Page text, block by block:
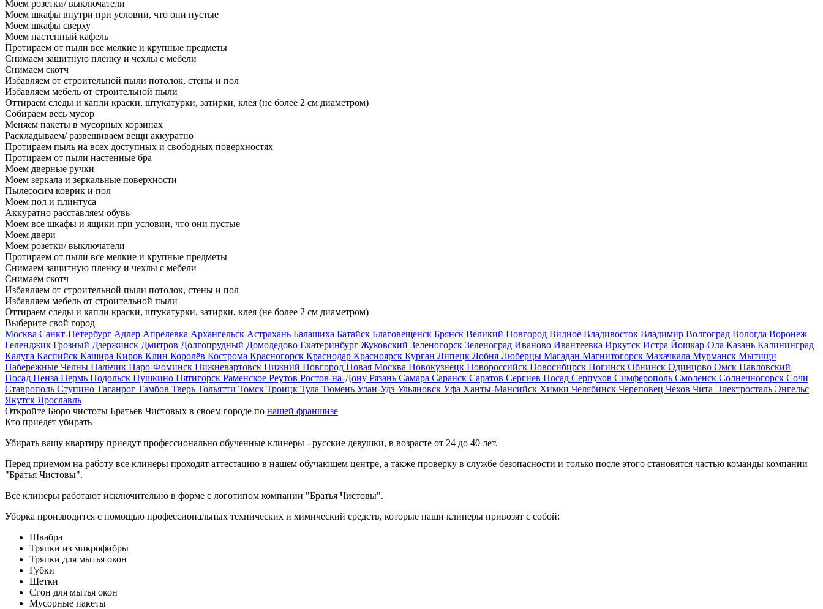
Моем розетки/ выключатели
Моем шкафы внутри при условии, что они пустые
Моем шкафы сверху
Моем настенный кафель
Протираем от пыли все мелкие и крупные предметы
Снимаем защитную пленку и чехлы с мебели
Снимаем скотч
Избавляем от строительной пыли потолок, стены и пол
Избавляем мебель от строительной пыли
Оттираем следы и капли краски, штукатурки, затирки, клея (не более 2 см диаметром)
Собираем весь мусор
Меняем пакеты в мусорных корзинах
Раскладываем/ развешиваем вещи аккуратно
Протираем пыль на всех доступных и свободных поверхностях
Протираем от пыли настенные бра
Моем дверные ручки
Моем зеркала и зеркальные поверхности
Пылесосим коврик и пол
Моем пол и плинтуса
Аккуратно расставляем обувь
Моем все шкафы и ящики при условии, что они пустые
Моем двери
Моем розетки/ выключатели
Протираем от пыли все мелкие и крупные предметы
Снимаем защитную пленку и чехлы с мебели
Снимаем скотч
Избавляем от строительной пыли потолок, стены и пол
Избавляем мебель от строительной пыли
Оттираем следы и капли краски, штукатурки, затирки, клея (не более 2 см диаметром)
Выберите свой город
Москва Санкт-Петербург Адлер Апрелевка Архангельск Астрахань Балашиха Батайск Благовещенск Брянск Великий Новгород Видное Владивосток Владимир Волгоград Вологда Воронеж
Геленджик Грозный Дзержинск Дмитров Долгопрудный Домодедово Екатеринбург Жуковский Зеленогорск Зеленоград Иваново Ивантеевка Иркутск Истра Йошкар-Ола Казань Калининград
Калуга Каспийск Кашира Киров Клин Королёв Кострома Красногорск Краснодар Красноярск Курган Липецк Лобня Люберцы Магадан Магнитогорск Махачкала Мурманск Мытищи
Набережные Челны Нальчик Наро-Фоминск Нижневартовск Нижний Новгород Новая Москва Новокузнецк Новороссийск Новосибирск Ногинск Обнинск Одинцово Омск Павловский
Посад Пенза Пермь Подольск Пушкино Пятигорск Раменское Реутов Ростов-на-Дону Рязань Самара Саранск Саратов Сергиев Посад Серпухов Симферополь Смоленск Солнечногорск Сочи
Ставрополь Ступино Таганрог Тамбов Тверь Тольятти Томск Троицк Тула Тюмень Улан-Удэ Ульяновск Уфа Ханты-Мансийск Химки Челябинск Череповец Чехов Чита Электросталь Энгельс
Якутск Ярославль
Откройте Бюро чистоты Братьев Чистовых в своем городе по нашей франшизе
Кто приедет убирать
Убирать вашу квартиру приедут профессионально обученные клинеры - русские девушки, в возрасте от 24 до 40 лет.
Перед приемом на работу все клинеры проходят аттестацию в нашем обучающем центре, а также проверку в службе безопасности и только после этого становятся частью команды компании
"Братья Чистовы".
Все клинеры работают исключительно в форме с логотипом компании "Братья Чистовы".
Уборка производится с помощью профессиональных технических и химический средств, которые наши клинеры привозят с собой:
Швабра
Тряпки из микрофибры
Тряпки для мытья окон
Губки
Щетки
Сгон для мытья окон
Мусорные пакеты